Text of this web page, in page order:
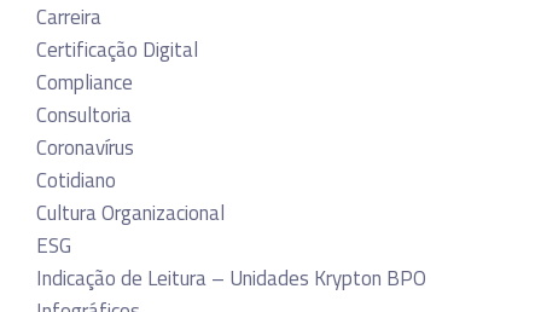
Carreira
Certificação Digital
Compliance
Consultoria
Coronavírus
Cotidiano
Cultura Organizacional
ESG
Indicação de Leitura – Unidades Krypton BPO